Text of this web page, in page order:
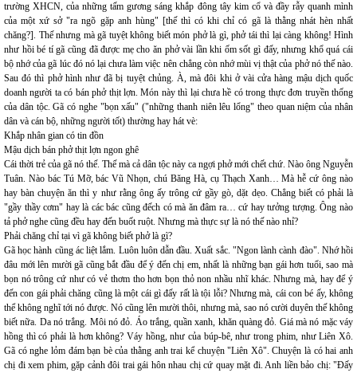
trường XHCN, của những tấm gương sáng khắp đông tây kim cổ và đầy rẫy quanh mình
của một xứ sở "ra ngõ gặp anh hùng" [thế thì có khi chỉ có gã là thằng nhát hèn nhất
chăng?]. Thế nhưng mà gã tuyệt không biết món phở là gì, phở tái thì lại càng không! Hình
như hồi bé tí gã cũng đã được mẹ cho ăn phở vài lần khi ốm sốt gì đấy, nhưng khổ quá cái
bộ nhớ của gã lúc đó nó lại chưa làm việc nên chẳng còn nhớ mùi vị thật của phở nó thế nào.
Sau đó thì phở hình như đã bị tuyệt chủng. À, mà đôi khi ở vài cửa hàng mậu dịch quốc
doanh người ta có bán phở thịt lợn. Món này thì lại chưa hề có trong thực đơn truyền thống
của dân tộc. Gã có nghe "bọn xấu" ("những thanh niên lêu lổng" theo quan niệm của nhân
dân và cán bộ, những người tốt) thường hay hát vè:
Khắp nhân gian có tin đồn
Mậu dịch bán phở thịt lợn ngon ghê
Cái thời trẻ của gã nó thế. Thế mà cả dân tộc này ca ngợi phở mới chết chứ. Nào ông Nguyễn
Tuân. Nào bác Tú Mỡ, bác Vũ Nhọn, chú Băng Hà, cụ Thạch Xanh… Mà hễ cứ ông nào
hay bàn chuyện ăn thì y như rằng ông ấy trông cứ gầy gò, dặt dẹo. Chẳng biết có phải là
"gầy thầy cơm" hay là các bác cũng đếch có mà ăn đâm ra… cứ hay tưởng tượng. Ông nào
tả phở nghe cũng đều hay đến buốt ruột. Nhưng mà thực sự là nó thế nào nhỉ?
Phải chăng chỉ tại vì gã không biết phở là gì?
Gã học hành cũng ác liệt lắm. Luôn luôn dẫn đầu. Xuất sắc. "Ngon lành cành đào". Nhớ hồi
đâu mới lên mười gã cũng bắt đầu để ý đến chị em, nhất là những bạn gái hơn tuổi, sao mà
bọn nó trông cứ như có vẻ thơm tho hơn bọn thỏ non nhầu nhĩ khác. Nhưng mà, hay để ý
đến con gái phải chăng cũng là một cái gì đấy rất là tội lỗi? Nhưng mà, cái con bé ấy, không
thể không nghĩ tới nó được. Nó cũng lên mười thôi, nhưng mà, sao nó cười duyên thế không
biết nữa. Da nó trắng. Môi nó đỏ. Áo trắng, quần xanh, khăn quàng đỏ. Giá mà nó mặc váy
hồng thì có phải là hơn không? Váy hồng, như của búp-bê, như trong phim, như Liên Xô.
Gã có nghe lỏm đám bạn bè của thằng anh trai kể chuyện "Liên Xô". Chuyện là có hai anh
chị đi xem phim, gặp cảnh đôi trai gái hôn nhau chị cứ quay mặt đi. Anh liền bảo chị: "Đấy